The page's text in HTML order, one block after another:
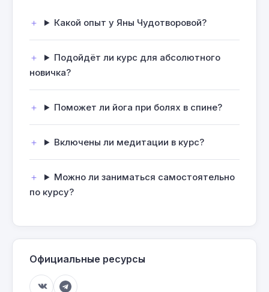
Какой опыт у Яны Чудотворовой?
Подойдёт ли курс для абсолютного
новичка?
Поможет ли йога при болях в спине?
Включены ли медитации в курс?
Можно ли заниматься самостоятельно
по курсу?
Официальные ресурсы